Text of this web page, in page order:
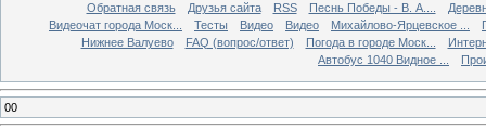
Обратная связь
Друзья сайта RSS Песнь Победы - В. А....
Видеочат города Моск...
Тесты Видео Видео Михайлово-Ярцевское ...
Нижнее Валуево
FAQ (вопрос/ответ) Погода в городе Моск...
Автобус 1040 Видное ...
00